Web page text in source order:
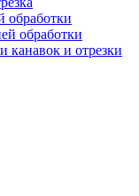
обработки
обработки
канавок и отрезки